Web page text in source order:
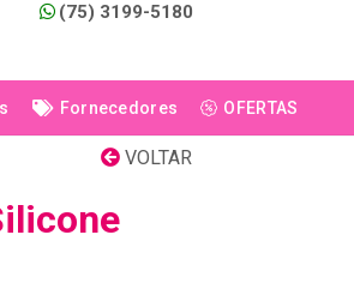
(75) 3199-5180
Fornecedores OFERTAS
VOLTAR